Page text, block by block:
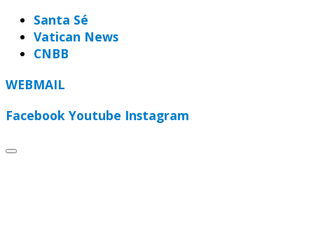
Santa Sé
Vatican News
CNBB
WEBMAIL
Facebook Youtube Instagram